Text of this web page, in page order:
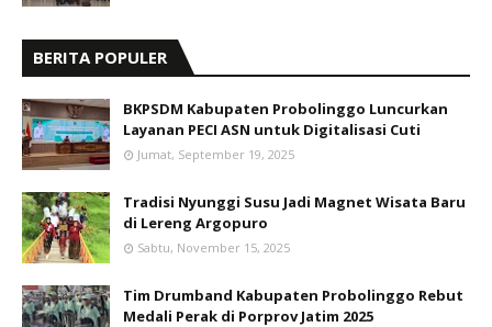
BERITA POPULER
BKPSDM Kabupaten Probolinggo Luncurkan
Layanan PECI ASN untuk Digitalisasi Cuti
Jumat, September 19, 2025
Tradisi Nyunggi Susu Jadi Magnet Wisata Baru
di Lereng Argopuro
Sabtu, November 15, 2025
Tim Drumband Kabupaten Probolinggo Rebut
Medali Perak di Porprov Jatim 2025